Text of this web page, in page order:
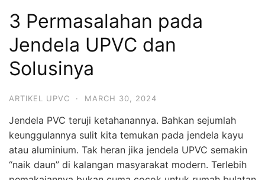
3 Permasalahan pada
Jendela UPVC dan
Solusinya
ARTIKEL UPVC · MARCH 30, 2024
Jendela PVC teruji ketahanannya. Bahkan sejumlah
keunggulannya sulit kita temukan pada jendela kayu
atau aluminium. Tak heran jika jendela UPVC semakin
“naik daun” di kalangan masyarakat modern. Terlebih